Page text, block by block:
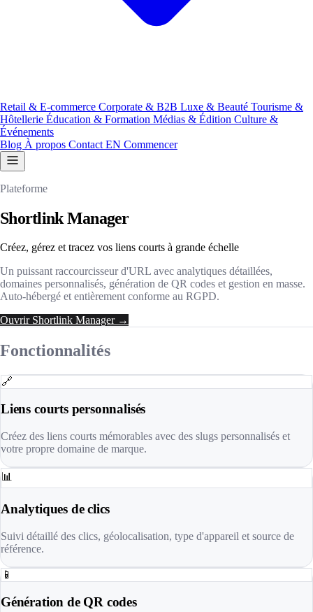
Retail & E-commerce Corporate & B2B Luxe & Beauté Tourisme &
Hôtellerie Éducation & Formation Médias & Édition Culture &
Événements
Blog À propos Contact EN Commencer
Plateforme
Shortlink Manager
Créez, gérez et tracez vos liens courts à grande échelle
Un puissant raccourcisseur d'URL avec analytiques détaillées,
domaines personnalisés, génération de QR codes et gestion en masse.
Auto-hébergé et entièrement conforme au RGPD.
Ouvrir Shortlink Manager →
Fonctionnalités
🔗
Liens courts personnalisés
Créez des liens courts mémorables avec des slugs personnalisés et
votre propre domaine de marque.
📊
Analytiques de clics
Suivi détaillé des clics, géolocalisation, type d'appareil et source de
référence.
📱
Génération de QR codes